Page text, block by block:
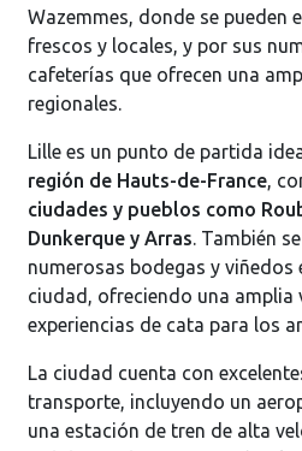
Wazemmes, donde se pueden
frescos y locales, y por sus
cafeterías que ofrecen una
regionales.
Lille es un punto de partida
región de Hauts-de-France,
ciudades y pueblos como
Dunkerque y Arras. También
numerosas bodegas y viñedos
ciudad, ofreciendo una amplia
experiencias de cata para los
La ciudad cuenta con
transporte, incluyendo un
una estación de tren de alta